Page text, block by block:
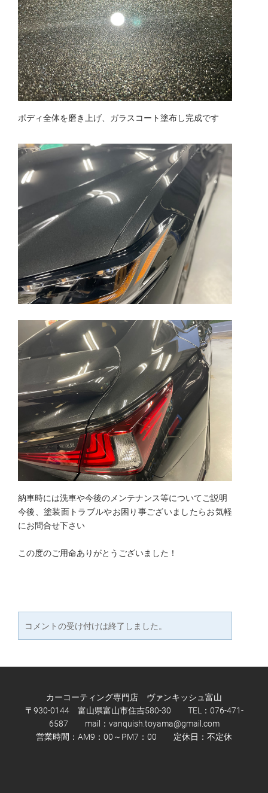
ボディ全体を磨き上げ、ガラスコート塗布し完成です
納車時には洗車や今後のメンテナンス等についてご説明
今後、塗装面トラブルやお困り事ございましたらお気軽
にお問合せ下さい
​この度のご用命ありがとうございました！
コメントの受け付けは終了しました。
カーコーティング専門店 ヴァンキッシュ富山
〒930-0144 富山県富山市住吉580-30 TEL：076-471-
6587 mail： vanquish.toyama@gmail.com
営業時間：AM9：00～PM7：00 定休日：不定休